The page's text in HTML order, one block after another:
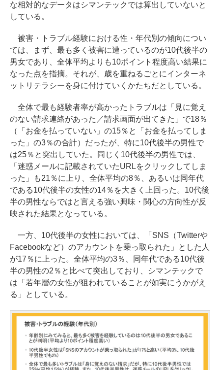
な相対的なデータはシマンテックでは算出していないと
している。
被害・トラブル経験における性・年代別の傾向につい
ては、まず、最も多く被害に遭っているのが10代後半の
男女であり、全体平均よりも10ポイント程度高い結果に
なった点を指摘。それが、歳を重ねるごとにインターネ
ットリテラシーを身に付けていくかたちだとしている。
全体で最も経験者率が高かったトラブルは「見に覚え
のない請求連絡があった／請求画面が出てきた」で18％
（「お金を払っていない」の15％と「お金を払ってしま
った」の3％の合計）だったが、特に10代後半の男性で
は25％と突出していた。同じく10代後半の男性では、
「迷惑メールに記載されていたURLをクリックしてしま
った」も21％に上り、全体平均の8％、あるいは同年代
である10代後半の女性の14％を大きく上回った。10代後
半の男性ならではと言える強い興味・関心の方向性が反
映された結果となっている。
一方、10代後半の女性においては、「SNS（Twitterや
Facebookなど）のアカウントを乗っ取られた」とした人
が17％に上った。全体平均の3％、同年代である10代後
半の男性の2％と比べて突出しており、シマンテックで
は「若年層の女性が狙われていることが如実にうかがえ
る」としている。